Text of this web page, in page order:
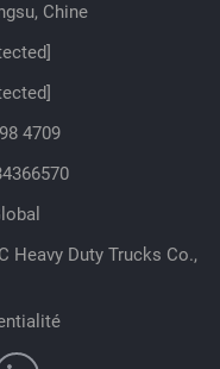
Chine
4709
Heavy Duty Trucks Co.,